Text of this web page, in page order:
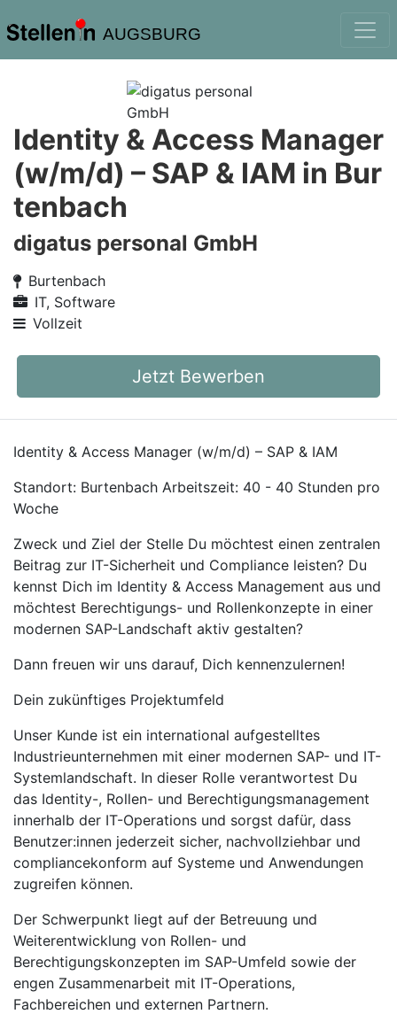
AUGSBURG
Identity & Access Manager
(w/m/d) – SAP & IAM in Bur
tenbach
digatus personal GmbH
Burtenbach
IT, Software
Vollzeit
Jetzt Bewerben
Identity & Access Manager (w/m/d) – SAP & IAM
Standort: Burtenbach Arbeitszeit: 40 - 40 Stunden pro
Woche
Zweck und Ziel der Stelle Du möchtest einen zentralen
Beitrag zur IT-Sicherheit und Compliance leisten? Du
kennst Dich im Identity & Access Management aus und
möchtest Berechtigungs- und Rollenkonzepte in einer
modernen SAP-Landschaft aktiv gestalten?
Dann freuen wir uns darauf, Dich kennenzulernen!
Dein zukünftiges Projektumfeld
Unser Kunde ist ein international aufgestelltes
Industrieunternehmen mit einer modernen SAP- und IT-
Systemlandschaft. In dieser Rolle verantwortest Du
das Identity-, Rollen- und Berechtigungsmanagement
innerhalb der IT-Operations und sorgst dafür, dass
Benutzer:innen jederzeit sicher, nachvollziehbar und
compliancekonform auf Systeme und Anwendungen
zugreifen können.
Der Schwerpunkt liegt auf der Betreuung und
Weiterentwicklung von Rollen- und
Berechtigungskonzepten im SAP-Umfeld sowie der
engen Zusammenarbeit mit IT-Operations,
Fachbereichen und externen Partnern.